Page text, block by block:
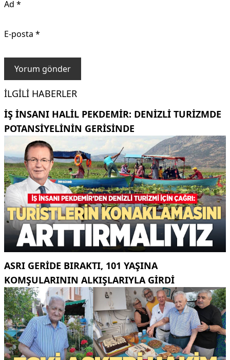
Ad *
E-posta *
İLGILI HABERLER
İŞ INSANI HALIL PEKDEMIR: DENIZLI TURIZMDE
POTANSIYELININ GERISINDE
ASRI GERIDE BIRAKTI, 101 YAŞINA
KOMŞULARININ ALKIŞLARIYLA GIRDI